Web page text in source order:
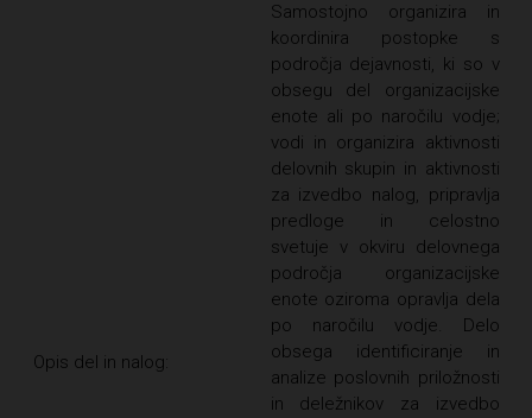
Opis del in nalog:
Samostojno organizira in
koordinira postopke s
področja dejavnosti, ki so v
obsegu del organizacijske
enote ali po naročilu vodje;
vodi in organizira aktivnosti
delovnih skupin in aktivnosti
za izvedbo nalog, pripravlja
predloge in celostno
svetuje v okviru delovnega
področja organizacijske
enote oziroma opravlja dela
po naročilu vodje. Delo
obsega identificiranje in
analize poslovnih priložnosti
in deležnikov za izvedbo